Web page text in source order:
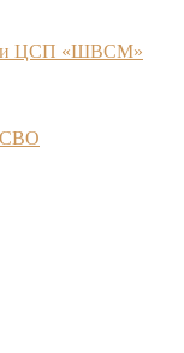
ЦСП «ШВСМ»
СВО